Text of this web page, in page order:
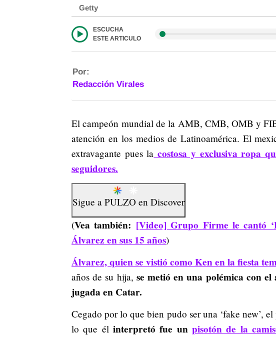
Getty
ESCUCHA
ESTE ARTICULO
Por:
Redacción Virales
El campeón mundial de la AMB, CMB, OMB y
atención en los medios de Latinoamérica. El
extravagante pues la costosa y exclusiva ropa
seguidores.
Sigue a PULZO en Discover
(Vea también: [Video] Grupo Firme le cantó
Álvarez en sus 15 años)
Álvarez, quien se vistió como Ken en la fiesta
años de su hija, se metió en una polémica con
jugada en Catar.
Cegado por lo que bien pudo ser una ‘fake new’,
lo que él interpretó fue un pisotón de la